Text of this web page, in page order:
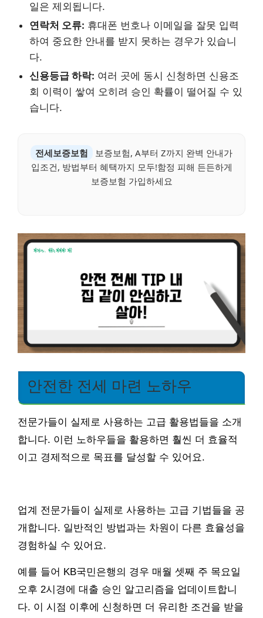
일은 제외됩니다.
연락처 오류: 휴대폰 번호나 이메일을 잘못 입력
하여 중요한 안내를 받지 못하는 경우가 있습니
다.
신용등급 하락: 여러 곳에 동시 신청하면 신용조
회 이력이 쌓여 오히려 승인 확률이 떨어질 수 있
습니다.
전세보증보험
보증보험, A부터 Z까지 완벽 안내가
입조건, 방법부터 혜택까지 모두!함정 피해 든든하게
보증보험 가입하세요
안전한 전세 마련 노하우
전문가들이 실제로 사용하는 고급 활용법들을 소개
합니다. 이런 노하우들을 활용하면 훨씬 더 효율적
이고 경제적으로 목표를 달성할 수 있어요.
업계 전문가들이 실제로 사용하는 고급 기법들을 공
개합니다. 일반적인 방법과는 차원이 다른 효율성을
경험하실 수 있어요.
예를 들어 KB국민은행의 경우 매월 셋째 주 목요일
오후 2시경에 대출 승인 알고리즘을 업데이트합니
다. 이 시점 이후에 신청하면 더 유리한 조건을 받을